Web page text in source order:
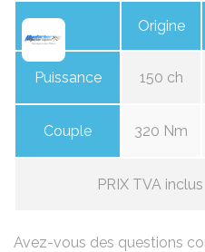
Origine
Puissance 150 ch
Couple 320 Nm
PRIX TVA inclus
Avez-vous des questions